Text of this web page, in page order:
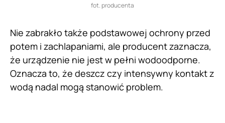
fot. producenta
Nie zabrakło także podstawowej ochrony przed
potem i zachlapaniami, ale producent zaznacza,
że urządzenie nie jest w pełni wodoodporne.
Oznacza to, że deszcz czy intensywny kontakt z
wodą nadal mogą stanowić problem.